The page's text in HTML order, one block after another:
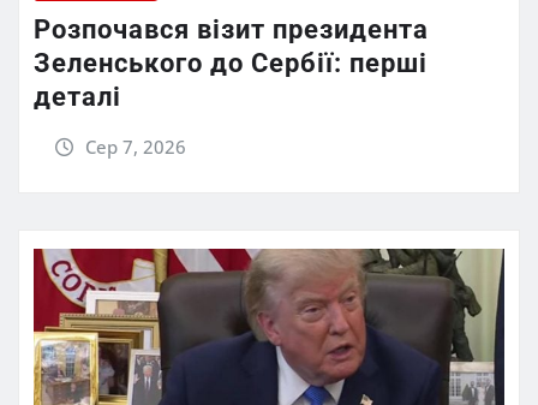
Розпочався візит президента
Зеленського до Сербії: перші
деталі
Сер 7, 2026